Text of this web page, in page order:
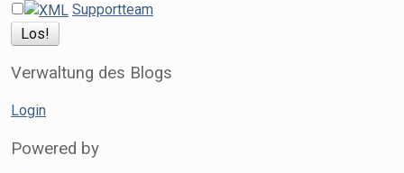
Supportteam
Verwaltung des Blogs
Login
Powered by